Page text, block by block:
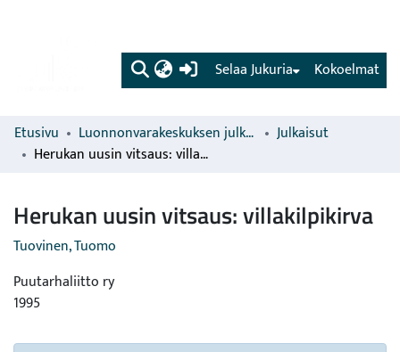
(current) Kokoelmat
Selaa Jukuria
Etusivu Luonnonvarakeskuksen julkaisut
Julkaisut
Herukan uusin vitsaus: villakilpikirva
Herukan uusin vitsaus: villakilpikirva
Tuovinen, Tuomo
Puutarhaliitto ry
1995